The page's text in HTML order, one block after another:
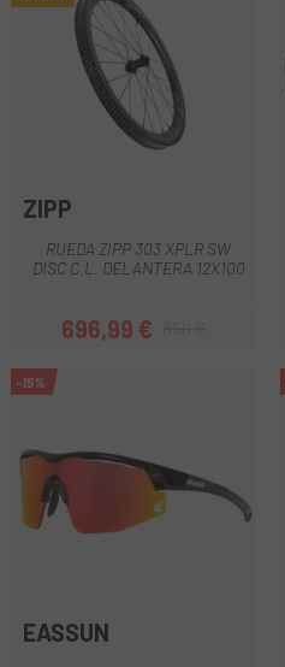
ZIPP
RUEDA ZIPP 303 XPLR SW
DISC C.L. DELANTERA 12X100
Precio
696,99 €Precio regular
-15%
EASSUN